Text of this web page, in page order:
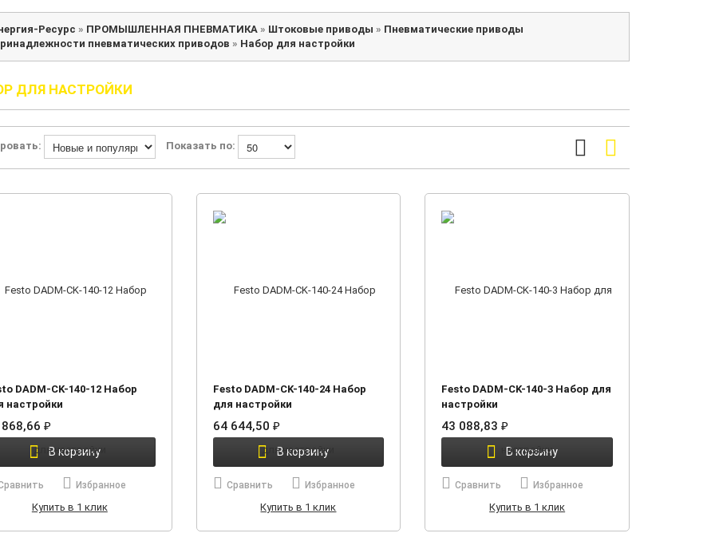
Ресурс » ПРОМЫШЛЕННАЯ ПНЕВМАТИКА » Штоковые приводы » Пневматические приводы
пневматических приводов » Набор для настройки
ДЛЯ НАСТРОЙКИ
Показать по:
DADM-CK-140-12 Набор
настройки
₽
В корзину
Избранное
Купить в 1 клик
Festo DADM-CK-140-24 Набор
для настройки
64 644,50 ₽
В корзину
Сравнить Избранное
Купить в 1 клик
Festo DADM-CK-140-3 Набор для
настройки
43 088,83₽
В корзину
Сравнить Избранное
Купить в 1 клик